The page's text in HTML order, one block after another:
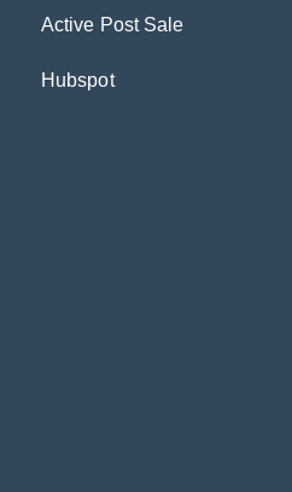
Active Post Sale
Hubspot